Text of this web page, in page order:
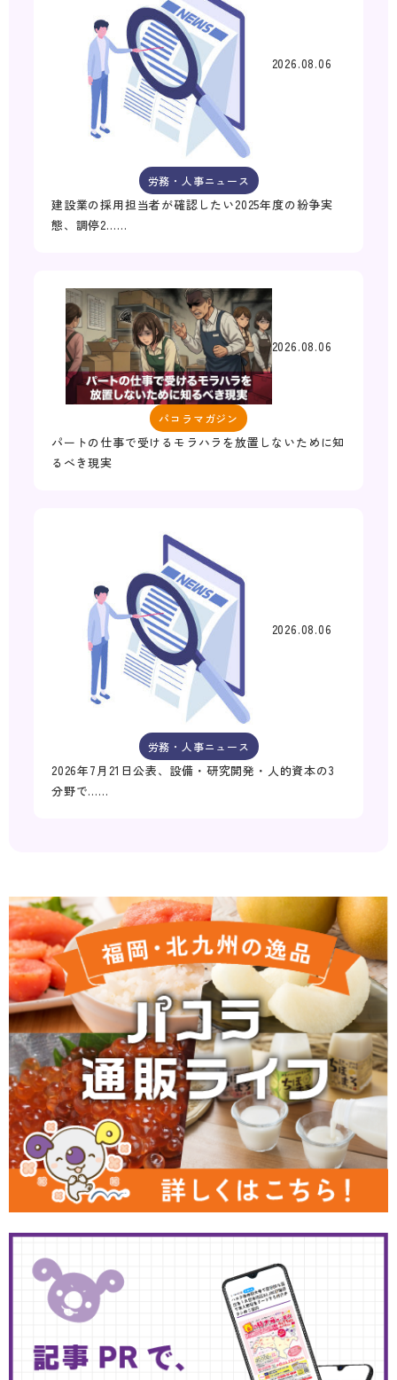
2026.08.06
労務・人事ニュース
建設業の採用担当者が確認したい2025年度の紛争実
態、調停2……
2026.08.06
パコラマガジン
パートの仕事で受けるモラハラを放置しないために知
るべき現実
2026.08.06
労務・人事ニュース
2026年7月21日公表、設備・研究開発・人的資本の3
分野で……